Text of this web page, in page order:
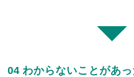
04 わからないことがあ